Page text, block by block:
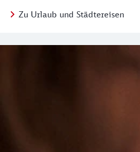
Zu Urlaub und Städtereisen